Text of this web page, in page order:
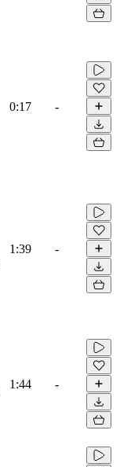
0:17 -
1:39 -
1:44 -